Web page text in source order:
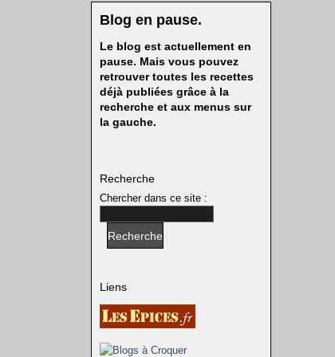
Blog en pause.
Le blog est actuellement en
pause. Mais vous pouvez
retrouver toutes les recettes
déjà publiées grâce à la
recherche et aux menus sur
la gauche.
Recherche
Chercher dans ce site :
Liens